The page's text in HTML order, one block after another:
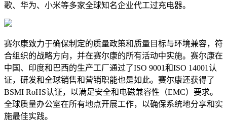
歌、华为、小米等多家全球知名企业代工过充电器。
赛尔康致力于确保制定的质量政策和质量目标与环境兼容，符
合组织的战略方向，并在赛尔康的所有活动中实施。赛尔康在
中国、印度和巴西的生产工厂通过了ISO 9001和ISO 14001认
证，研发和全球销售和营销职能也是如此。赛尔康还获得了
BSMI RoHS认证，以满足安全和电磁兼容性（EMC）要求。
全球质量办公室在所有地点开展工作，以确保系统地分享和实
施最佳实践。